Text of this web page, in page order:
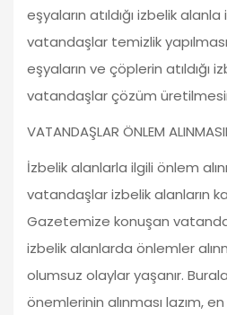
eşyaların atıldığı izbelik alanla
vatandaşlar temizlik
eşyaların ve çöplerin atıldığı
vatandaşlar çözüm
VATANDAŞLAR ÖNLEM
İzbelik alanlarla ilgili önlem
vatandaşlar izbelik alanların
Gazetemize konuşan
izbelik alanlarda önlemler
olumsuz olaylar yaşanır.
önemlerinin alınması lazım, en